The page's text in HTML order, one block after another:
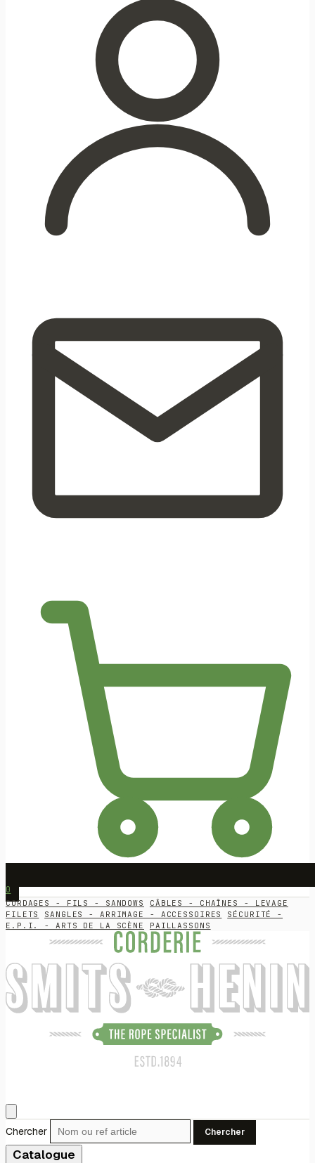
0
CORDAGES - FILS - SANDOWS
CÂBLES - CHAÎNES - LEVAGE
FILETS
SANGLES - ARRIMAGE - ACCESSOIRES
SÉCURITÉ -
E.P.I. - ARTS DE LA SCÈNE
PAILLASSONS
Chercher Chercher
Catalogue